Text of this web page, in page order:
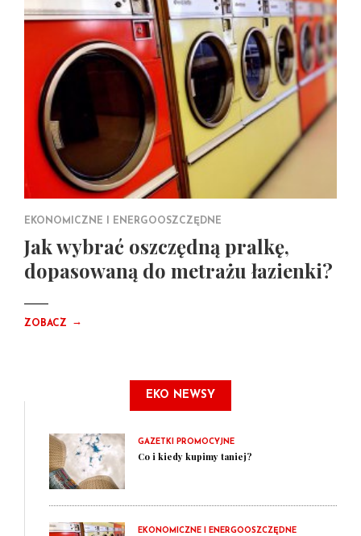
EKONOMICZNE I ENERGOOSZCZĘDNE
Jak wybrać oszczędną pralkę,
dopasowaną do metrażu łazienki?
ZOBACZ →
EKO NEWSY
GAZETKI PROMOCYJNE
Co i kiedy kupimy taniej?
EKONOMICZNE I ENERGOOSZCZĘDNE